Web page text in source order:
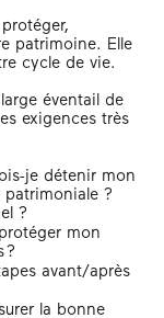
patrimoine. Elle
cycle de vie.
éventail de
exigences très
je détenir mon
patrimoniale ?
?
mon
?
avant/après
la bonne